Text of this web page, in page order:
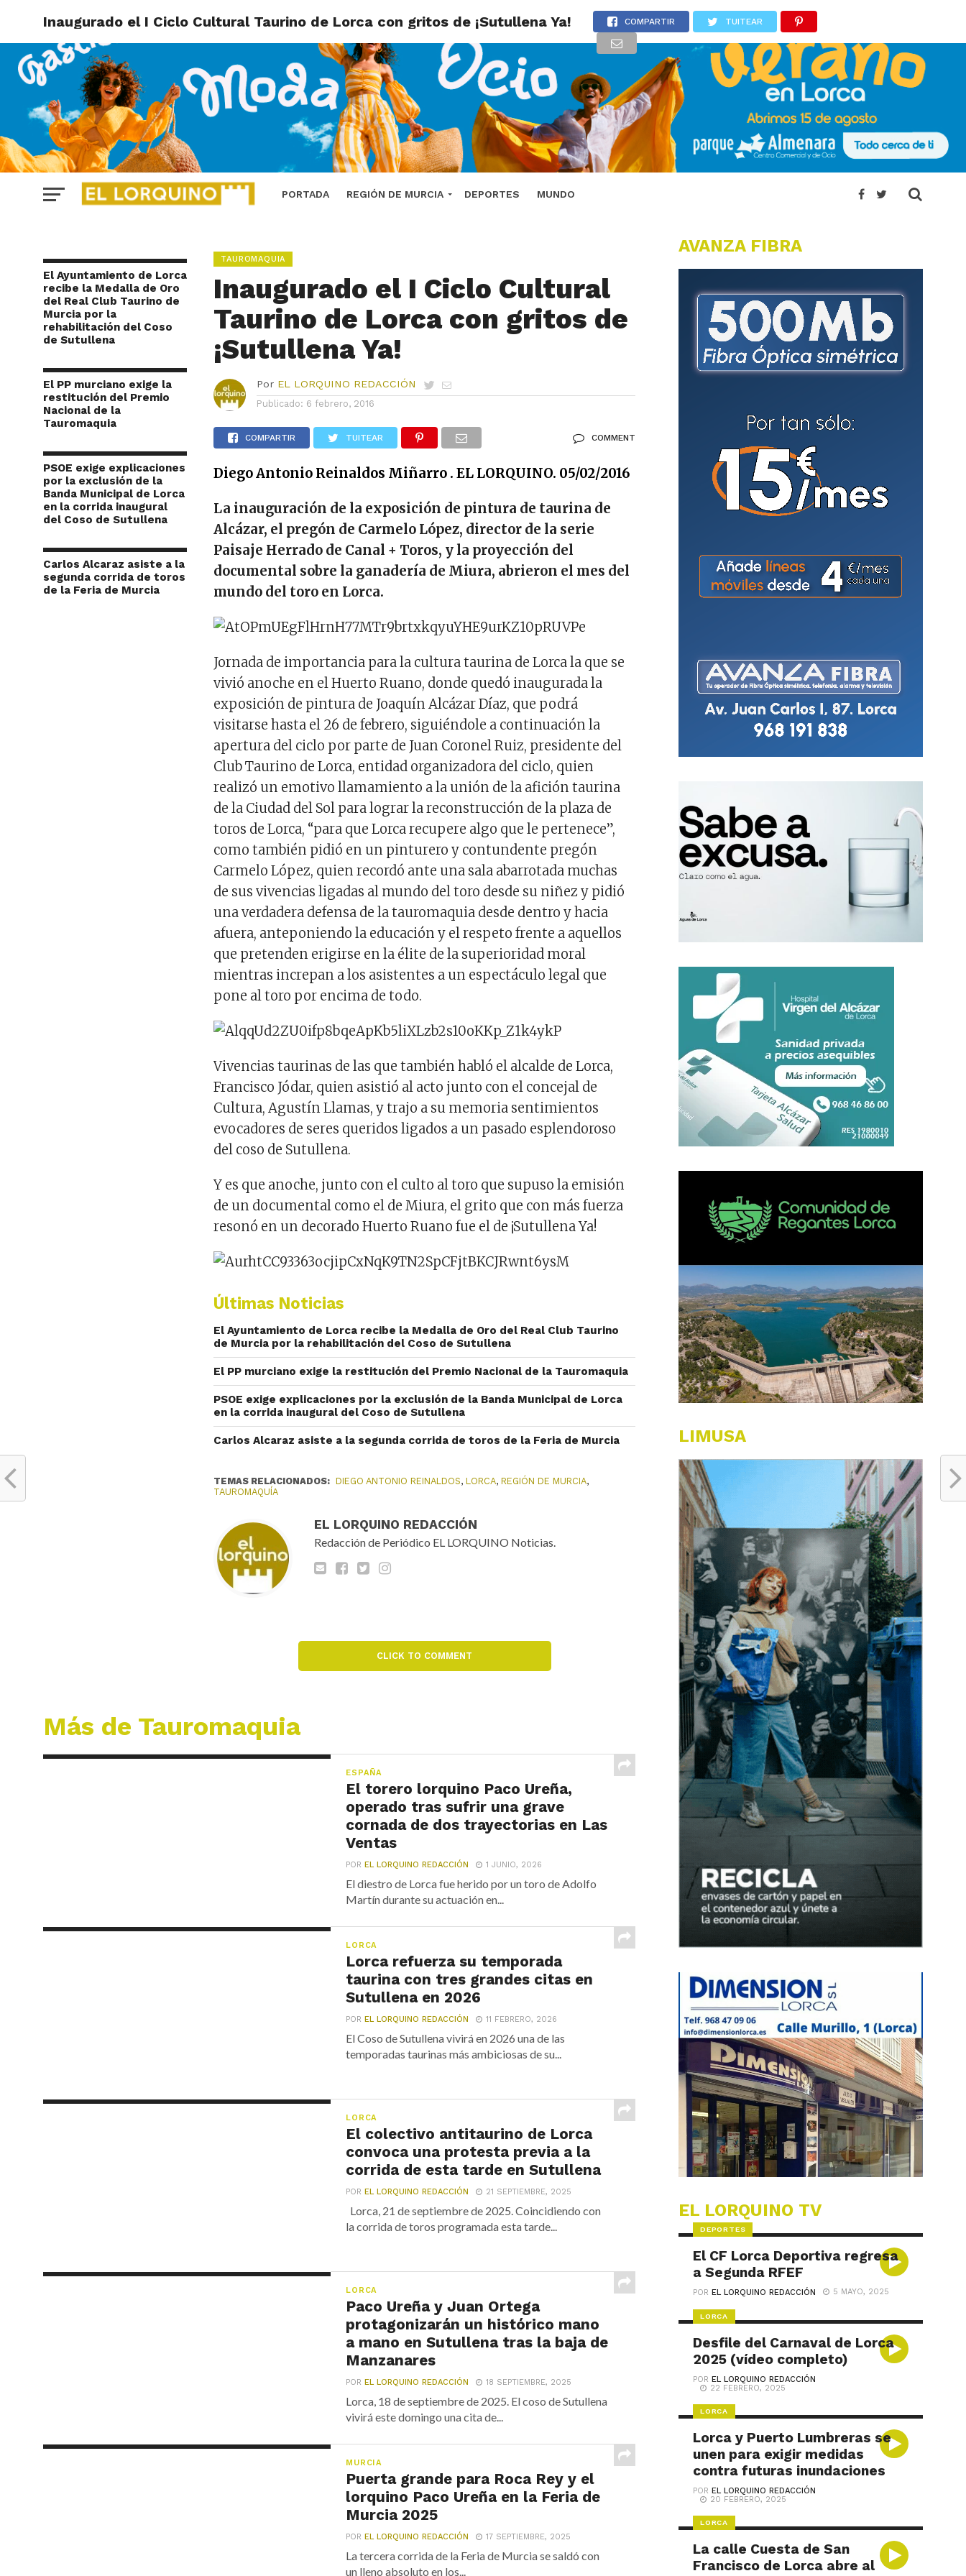
PORTADA REGIÓN DE MURCIA DEPORTES MUNDO
Inaugurado el I Ciclo Cultural Taurino de Lorca con gritos de ¡Sutullena Ya! COMPARTIR TUITEAR
El Ayuntamiento de Lorca
recibe la Medalla de Oro
del Real Club Taurino de
Murcia por la
rehabilitación del Coso
de Sutullena
El PP murciano exige la
restitución del Premio
Nacional de la
Tauromaquia
PSOE exige explicaciones
por la exclusión de la
Banda Municipal de Lorca
en la corrida inaugural
del Coso de Sutullena
Carlos Alcaraz asiste a la
segunda corrida de toros
de la Feria de Murcia
TAUROMAQUIA
Inaugurado el I Ciclo Cultural
Taurino de Lorca con gritos de
¡Sutullena Ya!
Por EL LORQUINO REDACCIÓN
Publicado: 6 febrero, 2016
COMPARTIR TUITEAR COMMENT
Diego Antonio Reinaldos Miñarro . EL LORQUINO. 05/02/2016
La inauguración de la exposición de pintura de taurina de
Alcázar, el pregón de Carmelo López, director de la serie
Paisaje Herrado de Canal + Toros, y la proyección del
documental sobre la ganadería de Miura, abrieron el mes del
mundo del toro en Lorca.
Jornada de importancia para la cultura taurina de Lorca la que se
vivió anoche en el Huerto Ruano, donde quedó inaugurada la
exposición de pintura de Joaquín Alcázar Díaz, que podrá
visitarse hasta el 26 de febrero, siguiéndole a continuación la
apertura del ciclo por parte de Juan Coronel Ruiz, presidente del
Club Taurino de Lorca, entidad organizadora del ciclo, quien
realizó un emotivo llamamiento a la unión de la afición taurina
de la Ciudad del Sol para lograr la reconstrucción de la plaza de
toros de Lorca, “para que Lorca recupere algo que le pertenece”,
como también pidió en un pinturero y contundente pregón
Carmelo López, quien recordó ante una sala abarrotada muchas
de sus vivencias ligadas al mundo del toro desde su niñez y pidió
una verdadera defensa de la tauromaquia desde dentro y hacia
afuera, anteponiendo la educación y el respeto frente a aquellos
que pretenden erigirse en la élite de la superioridad moral
mientras increpan a los asistentes a un espectáculo legal que
pone al toro por encima de todo.
Vivencias taurinas de las que también habló el alcalde de Lorca,
Francisco Jódar, quien asistió al acto junto con el concejal de
Cultura, Agustín Llamas, y trajo a su memoria sentimientos
evocadores de seres queridos ligados a un pasado esplendoroso
del coso de Sutullena.
Y es que anoche, junto con el culto al toro que supuso la emisión
de un documental como el de Miura, el grito que con más fuerza
resonó en un decorado Huerto Ruano fue el de ¡Sutullena Ya!
Últimas Noticias
El Ayuntamiento de Lorca recibe la Medalla de Oro del Real Club Taurino
de Murcia por la rehabilitación del Coso de Sutullena
El PP murciano exige la restitución del Premio Nacional de la Tauromaquia
PSOE exige explicaciones por la exclusión de la Banda Municipal de Lorca
en la corrida inaugural del Coso de Sutullena
Carlos Alcaraz asiste a la segunda corrida de toros de la Feria de Murcia
TEMAS RELACIONADOS: DIEGO ANTONIO REINALDOS,LORCA,REGIÓN DE MURCIA,
TAUROMAQUÍA
EL LORQUINO REDACCIÓN
Redacción de Periódico EL LORQUINO Noticias.
CLICK TO COMMENT
Más de Tauromaquia
ESPAÑA
El torero lorquino Paco Ureña,
operado tras sufrir una grave
cornada de dos trayectorias en Las
Ventas
POREL LORQUINO REDACCIÓN 1 JUNIO, 2026
El diestro de Lorca fue herido por un toro de Adolfo
Martín durante su actuación en...
LORCA
Lorca refuerza su temporada
taurina con tres grandes citas en
Sutullena en 2026
POREL LORQUINO REDACCIÓN 11 FEBRERO, 2026
El Coso de Sutullena vivirá en 2026 una de las
temporadas taurinas más ambiciosas de su...
LORCA
El colectivo antitaurino de Lorca
convoca una protesta previa a la
corrida de esta tarde en Sutullena
POREL LORQUINO REDACCIÓN 21 SEPTIEMBRE, 2025
Lorca, 21 de septiembre de 2025. Coincidiendo con
la corrida de toros programada esta tarde...
LORCA
Paco Ureña y Juan Ortega
protagonizarán un histórico mano
a mano en Sutullena tras la baja de
Manzanares
POREL LORQUINO REDACCIÓN 18 SEPTIEMBRE, 2025
Lorca, 18 de septiembre de 2025. El coso de Sutullena
vivirá este domingo una cita de...
MURCIA
Puerta grande para Roca Rey y el
lorquino Paco Ureña en la Feria de
Murcia 2025
POREL LORQUINO REDACCIÓN 17 SEPTIEMBRE, 2025
La tercera corrida de la Feria de Murcia se saldó con
un lleno absoluto en los...
AVANZA FIBRA
LIMUSA
EL LORQUINO TV
DEPORTES
El CF Lorca Deportiva regresa
a Segunda RFEF
POREL LORQUINO REDACCIÓN 5 MAYO, 2025
LORCA
Desfile del Carnaval de Lorca
2025 (vídeo completo)
POREL LORQUINO REDACCIÓN
22 FEBRERO, 2025
LORCA
Lorca y Puerto Lumbreras se
unen para exigir medidas
contra futuras inundaciones
POREL LORQUINO REDACCIÓN
20 FEBRERO, 2025
LORCA
La calle Cuesta de San
Francisco de Lorca abre al